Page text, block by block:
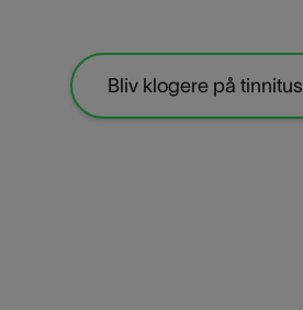
Bliv klogere på tinnitus